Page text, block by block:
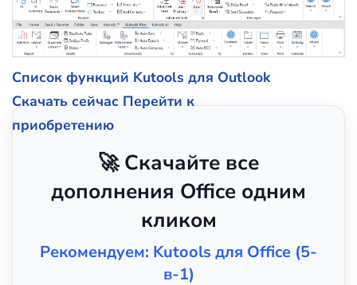
Список функций Kutools для Outlook
Скачать сейчас Перейти к
приобретению
🚀 Скачайте все
дополнения Office одним
кликом
Рекомендуем: Kutools для Office (5-
в-1)